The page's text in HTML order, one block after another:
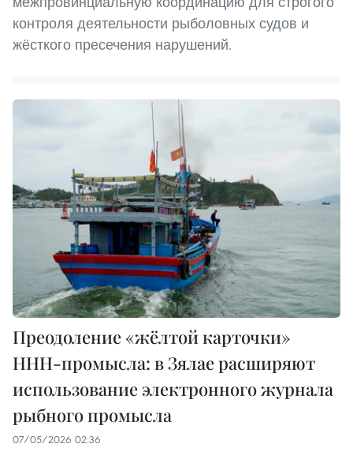
контроля деятельности рыболовных судов и
жёсткого пресечения нарушений.
Преодоление «жёлтой карточки»
ННН-промысла: в Зялае расширяют
использование электронного журнала
рыбного промысла
07/05/2026 02:36